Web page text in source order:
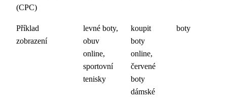
(CPC)
Příklad
zobrazení
levné boty,
obuv
online,
sportovní
tenisky
koupit
boty
online,
červené
boty
dámské
boty